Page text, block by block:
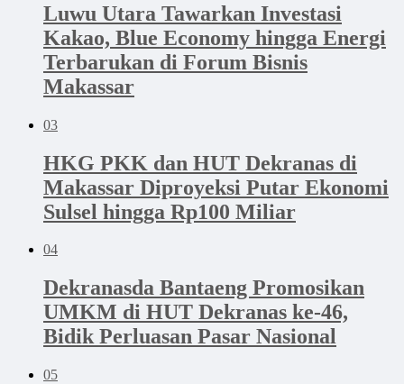
Luwu Utara Tawarkan Investasi
Kakao, Blue Economy hingga Energi
Terbarukan di Forum Bisnis
Makassar
03
HKG PKK dan HUT Dekranas di
Makassar Diproyeksi Putar Ekonomi
Sulsel hingga Rp100 Miliar
04
Dekranasda Bantaeng Promosikan
UMKM di HUT Dekranas ke-46,
Bidik Perluasan Pasar Nasional
05